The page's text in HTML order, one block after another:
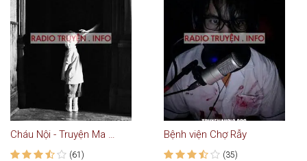
Cháu Nội - Truyện Ma Kinh Dị
(61)
Bệnh viện Chợ Rẫy
(35)